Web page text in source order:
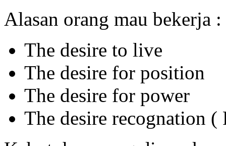
Alasan orang mau bekerja :
The desire to live
The desire for position
The desire for power
The desire recognation